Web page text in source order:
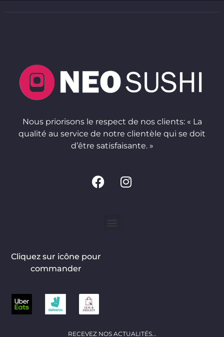
Nous priorisons le respect de nos clients: « La
qualité au service de notre clientèle qui se doit
d’être satisfaisante. »
Cliquez sur icône pour
commander
RECEVEZ NOS ACTUALITÉS...